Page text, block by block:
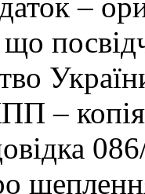
–
– копія